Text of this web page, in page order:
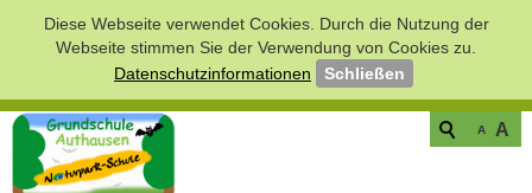
Diese Webseite verwendet Cookies. Durch die Nutzung der
Webseite stimmen Sie der Verwendung von Cookies zu.
Datenschutzinformationen
Schließen
A A